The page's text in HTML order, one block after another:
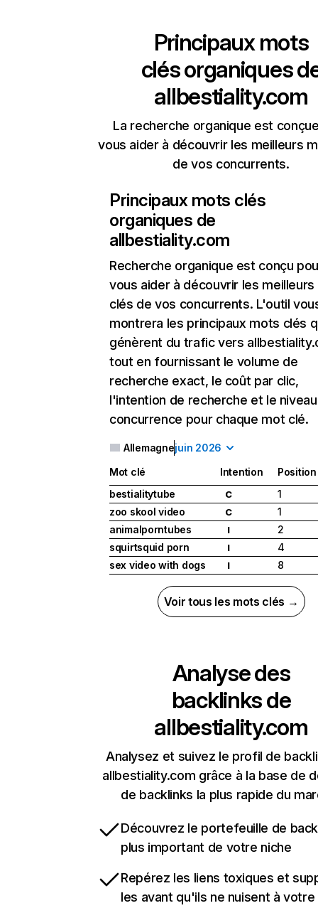
Principaux mots
clés organiques
allbestiality.com
La recherche organique est
vous aider à découvrir les meilleurs
de vos concurrents.
Principaux mots clés
organiques de
allbestiality.com
Recherche organique est conçu
vous aider à découvrir les
clés de vos concurrents. L'outil
montrera les principaux mots clés
génèrent du trafic vers
tout en fournissant le volume de
recherche exact, le coût par clic,
l'intention de recherche et le
concurrence pour chaque mot clé.
Allemagnejuin 2026
Mot clé Intention
Position
bestialitytube
C
1
zoo skool video
C
1
animalporntubes
I
2
squirtsquid porn
I
4
sex video with dogs
I 8
Voir tous les mots clés →
Analyse des
backlinks de
allbestiality.com
Analysez et suivez le profil de
allbestiality.com grâce à la base de
de backlinks la plus rapide du
Découvrez le portefeuille de
plus important de votre niche
Repérez les liens toxiques et
les avant qu'ils ne nuisent à